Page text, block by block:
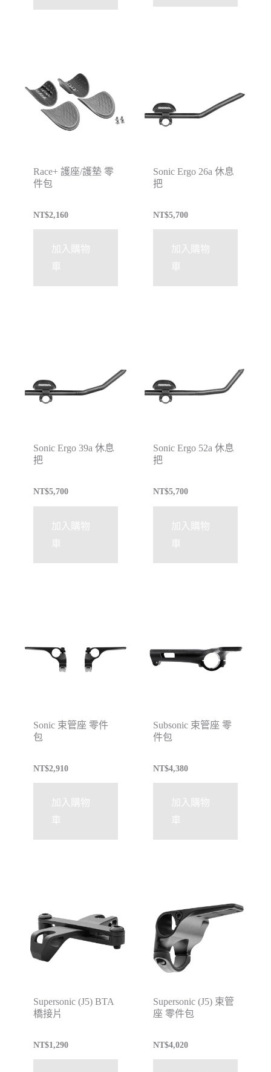
Race+ 護座/護墊 零
件包
NT$2,160
加入購物
車
Sonic Ergo 26a 休息
把
NT$5,700
加入購物
車
Sonic Ergo 39a 休息
把
NT$5,700
加入購物
車
Sonic Ergo 52a 休息
把
NT$5,700
加入購物
車
Sonic 束管座 零件
包
NT$2,910
加入購物
車
Subsonic 束管座 零
件包
NT$4,380
加入購物
車
Supersonic (J5) BTA
橋接片
NT$1,290
Supersonic (J5) 束管
座 零件包
NT$4,020